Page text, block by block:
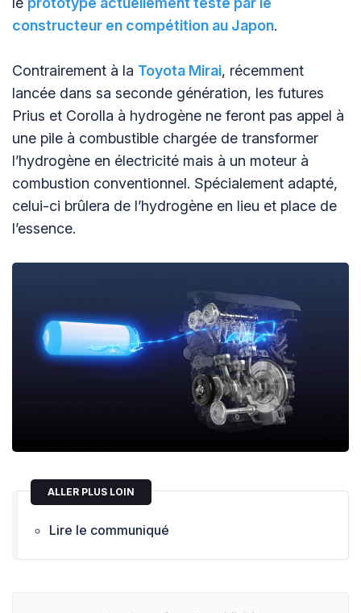
constructeur en compétition au Japon.
Contrairement à la Toyota Mirai, récemment
lancée dans sa seconde génération, les futures
Prius et Corolla à hydrogène ne feront pas appel à
une pile à combustible chargée de transformer
l’hydrogène en électricité mais à un moteur à
combustion conventionnel. Spécialement adapté,
celui-ci brûlera de l’hydrogène en lieu et place de
l’essence.
ALLER PLUS LOIN
Lire le communiqué